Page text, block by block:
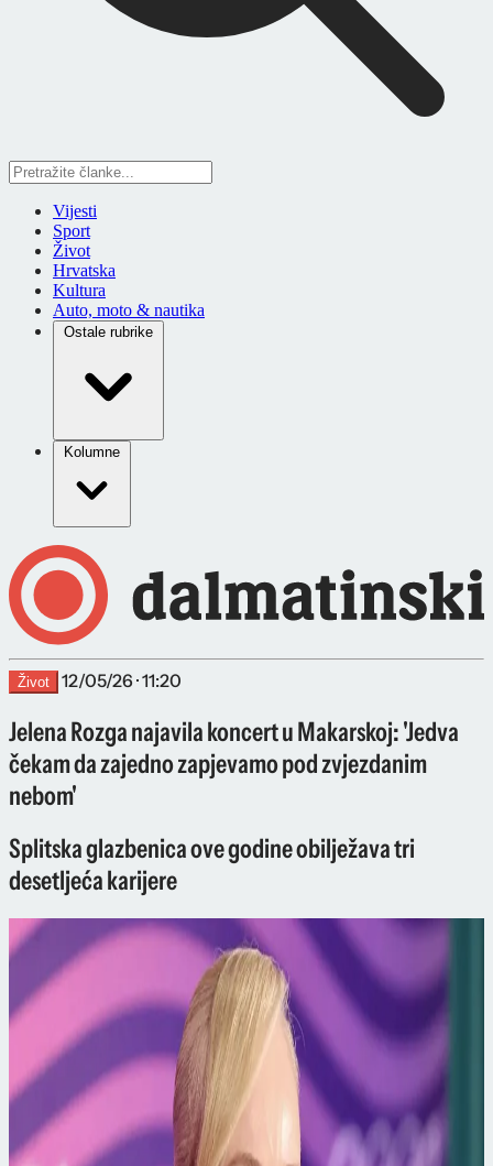
Vijesti
Sport
Život
Hrvatska
Kultura
Auto, moto & nautika
Ostale rubrike
Kolumne
Život 12/05/26 · 11:20
Jelena Rozga najavila koncert u Makarskoj: 'Jedva
čekam da zajedno zapjevamo pod zvjezdanim
nebom'
Splitska glazbenica ove godine obilježava tri
desetljeća karijere